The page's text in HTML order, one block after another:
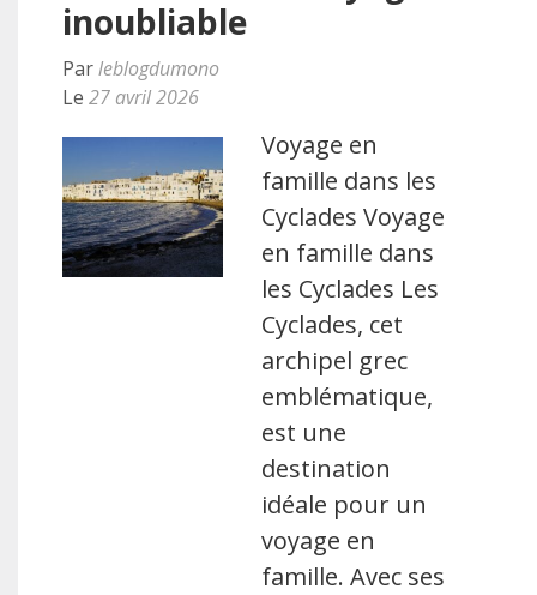
inoubliable
Parleblogdumono
Le 27 avril 2026
Voyage en
famille dans les
Cyclades Voyage
en famille dans
les Cyclades Les
Cyclades, cet
archipel grec
emblématique,
est une
destination
idéale pour un
voyage en
famille. Avec ses